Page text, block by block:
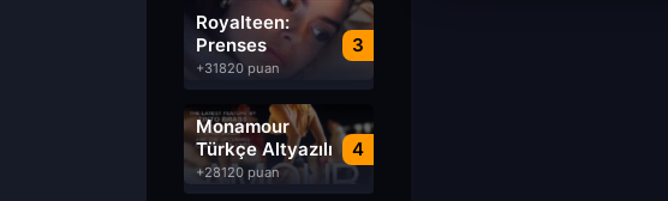
3
Royalteen:
Prenses
Margrethe izle
+31820 puan
4
Monamour
Türkçe Altyazılı
izle
+28120 puan